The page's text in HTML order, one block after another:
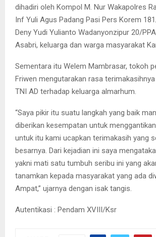
dihadiri oleh Kompol M. Nur Wakapolres
Inf Yuli Agus Padang Pasi Pers Korem
Deny Yudi Yulianto Wadanyonzipur 20/
Asabri, keluarga dan warga masyarakat
Sementara itu Welem Mambrasar, tokoh
Friwen mengutarakan rasa
TNI AD terhadap keluarga almarhum.
“Saya pikir itu suatu langkah yang baik
diberikan kesempatan untuk
untuk itu kami ucapkan terimakasih yang
besarnya. Dari kejadian ini saya
yakni mati satu tumbuh seribu ini yang
tanamkan kepada masyarakat yang ada
Ampat,” ujarnya dengan isak tangis.
Autentikasi : Pendam XVIII/Ksr